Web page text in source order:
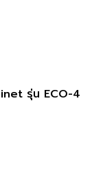
รุ่น ECO-4